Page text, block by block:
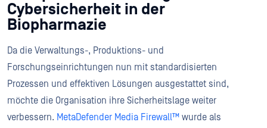
Cybersicherheit in der
Biopharmazie
Da die Verwaltungs-, Produktions- und
Forschungseinrichtungen nun mit standardisierten
Prozessen und effektiven Lösungen ausgestattet sind,
möchte die Organisation ihre Sicherheitslage weiter
verbessern. MetaDefender Media Firewall™ wurde als